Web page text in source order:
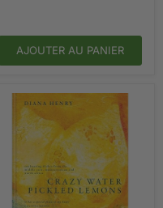
AJOUTER AU PANIER